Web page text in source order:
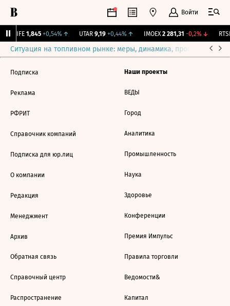
Войти
LIFE 1,845 +0,54%↑ UTAR 9,19 +0,44%↑ IMOEX 2 281,31 -0,2%↓ RTSI
Ситуация на топливном рынке: меры, динамика, прогнозы
Подписка
Реклама
РФРИТ
Справочник компаний
Подписка для юр.лиц
О компании
Редакция
Менеджмент
Архив
Обратная связь
Справочный центр
Распространение
Наши проекты
ВЕДЫ
Город
Аналитика
Промышленность
Наука
Здоровье
Конференции
Премия Импульс
Правила торговли
Ведомости&
Капитал